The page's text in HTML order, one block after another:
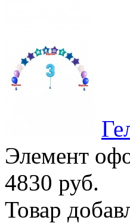
Элемент
4830 руб.
Товар